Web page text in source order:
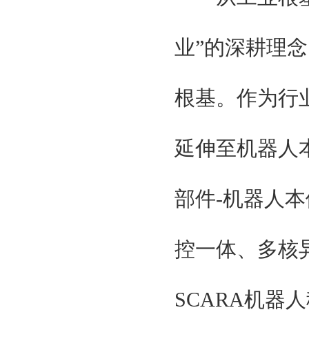
业”的深耕理
根基。作为行
延伸至机器人
部件-机器人
控一体、多核
SCARA机器